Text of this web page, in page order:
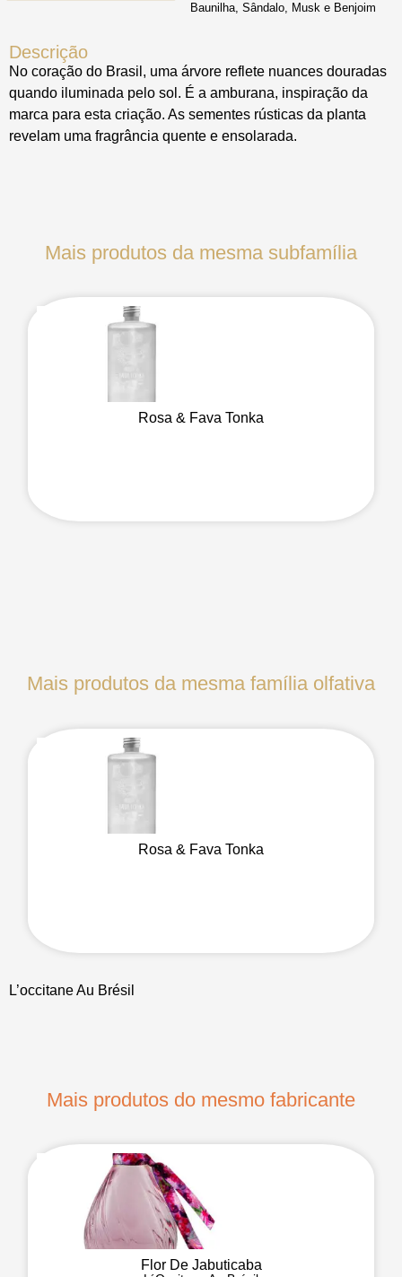
Descrição
No coração do Brasil, uma árvore reflete nuances douradas
quando iluminada pelo sol. É a amburana, inspiração da
marca para esta criação. As sementes rústicas da planta
revelam uma fragrância quente e ensolarada.
Baunilha, Sândalo, Musk e Benjoim
Mais produtos da mesma subfamília
Rosa & Fava Tonka
Mais produtos da mesma família olfativa
Rosa & Fava Tonka
L’occitane Au Brésil
Mais produtos do mesmo fabricante
Flor De Jabuticaba